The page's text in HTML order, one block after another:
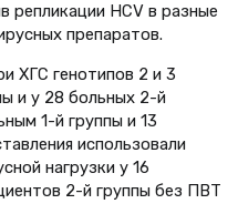
репликации HCV в разные
препаратов.
ХГС генотипов 2 и 3
и у 28 больных 2-й
1-й группы и 13
использовали
нагрузки у 16
2-й группы без ПВТ